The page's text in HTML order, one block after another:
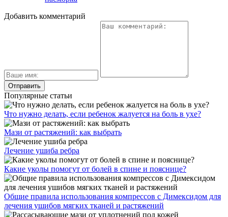
Добавить комментарий
Популярные статьи
Что нужно делать, если ребенок жалуется на боль в ухе?
Мази от растяжений: как выбрать
Лечение ушиба ребра
Какие уколы помогут от болей в спине и пояснице?
Общие правила использования компрессов с Димексидом для
лечения ушибов мягких тканей и растяжений